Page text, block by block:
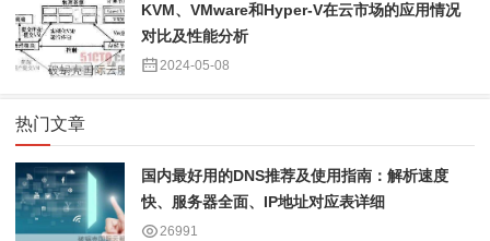
KVM、VMware和Hyper-V在云市场的应用情况
对比及性能分析
2024-05-08
热门文章
国内最好用的DNS推荐及使用指南：解析速度
快、服务器全面、IP地址对应表详细
26991